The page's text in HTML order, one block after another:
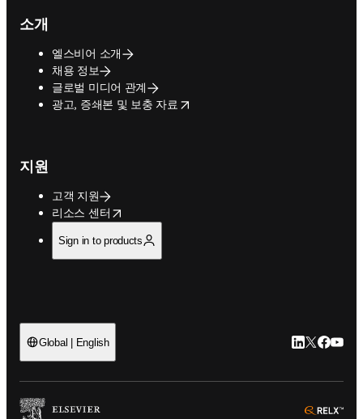
소개
엘스비어 소개
채용 정보
글로벌 미디어 관계
광고, 증쇄본 및 보충 자료
opens in new tab/window
지원
고객 지원
리소스 센터
opens in new tab/window
Sign in to products
Global | English LinkedIn 새
Twitter 새